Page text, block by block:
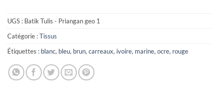
UGS : Batik Tulis - Priangan geo 1
Catégorie :Tissus
Étiquettes : blanc, bleu, brun, carreaux, ivoire, marine, ocre, rouge